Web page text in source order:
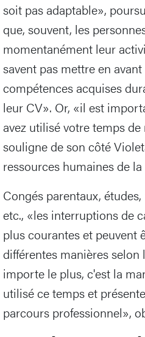
soit pas adaptable»,
que, souvent, les
momentanément leur
savent pas mettre en
compétences acquises
leur CV». Or, «il est
avez utilisé votre temps
souligne de son côté
ressources humaines de la
Congés parentaux,
etc., «les interruptions de
plus courantes et peuvent
différentes manières selon
importe le plus, c'est la
utilisé ce temps et
parcours professionnel»,